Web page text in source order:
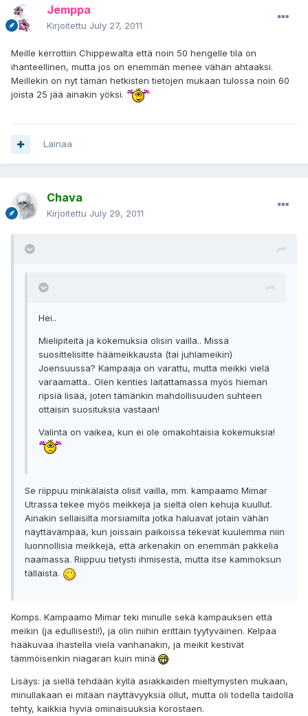
Jemppa
Kirjoitettu July 27, 2011
Meille kerrottiin Chippewalta että noin 50 hengelle tila on
ihanteellinen, mutta jos on enemmän menee vähän ahtaaksi.
Meillekin on nyt tämän hetkisten tietojen mukaan tulossa noin 60
joista 25 jää ainakin yöksi.
Lainaa
Chava
Kirjoitettu July 29, 2011
Hei..
Mielipiteitä ja kokemuksia olisin vailla.. Missä
suosittelisitte häämeikkausta (tai juhlameikin)
Joensuussa? Kampaaja on varattu, mutta meikki vielä
varaamatta.. Olen kenties laitattamassa myös hieman
ripsiä lisää, joten tämänkin mahdollisuuden suhteen
ottaisin suosituksia vastaan!
Valinta on vaikea, kun ei ole omakohtaisia kokemuksia!
Se riippuu minkälaista olisit vailla, mm. kampaamo Mimar
Utrassa tekee myös meikkejä ja sieltä olen kehuja kuullut.
Ainakin sellaisilta morsiamilta jotka haluavat jotain vähän
näyttävämpää, kun joissain paikoissa tekevät kuulemma niin
luonnollisia meikkejä, että arkenakin on enemmän pakkelia
naamassa. Riippuu tietysti ihmisestä, mutta itse kammoksun
tällaista.
Komps. Kampaamo Mimar teki minulle sekä kampauksen että
meikin (ja edullisesti!), ja olin niihin erittäin tyytyväinen. Kelpaa
hääkuvaa ihastella vielä vanhanakin, ja meikit kestivät
tämmöisenkin niagaran kuin minä
Lisäys: ja siellä tehdään kyllä asiakkaiden mieltymysten mukaan,
minullakaan ei mitään näyttävyyksiä ollut, mutta oli todella taidolla
tehty, kaikkia hyviä ominaisuuksia korostaen.